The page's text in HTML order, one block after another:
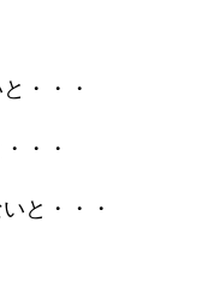
・・・
・・
と・・・